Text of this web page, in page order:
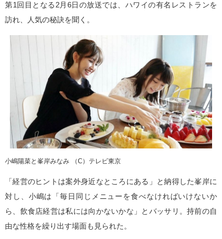
第1回目となる2月6日の放送では、ハワイの有名レストランを
訪れ、人気の秘訣を聞く。
小嶋陽菜と峯岸みなみ （C）テレビ東京
「経営のヒントは案外身近なところにある」と納得した峯岸に
対し、小嶋は「毎日同じメニューを食べなければいけないか
ら、飲食店経営は私には向かないかな」とバッサリ。持前の自
由な性格を繰り出す場面も見られた。